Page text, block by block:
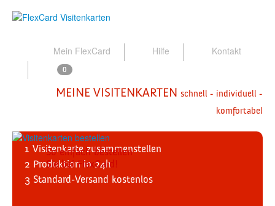
Mein FlexCard Hilfe Kontakt
0
MEINE VISITENKARTEN schnell - individuell -
komfortabel
So einfach bestellen
Sie bei FlexCard!
1 Visitenkarte zusammenstellen
2 Produktionin 24h
3 Standard-Versand kostenlos